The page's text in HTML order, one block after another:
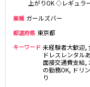
上がりOK ◇レギュラ
業種 ガールズバー
都道府県 東京都
キーワード 未経験者大歓迎,
ドレスレンタル
面接交通費支給,
の勤務OK, ドリ
り
関内
藤沢・鎌倉
浅草橋駅
東中野駅
下総中山駅
四ツ谷駅